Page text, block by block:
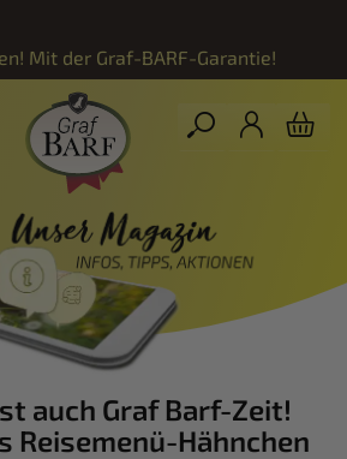
Mit der Graf-BARF-Garantie!
auch Graf Barf-Zeit!
Reisemenü-Hähnchen